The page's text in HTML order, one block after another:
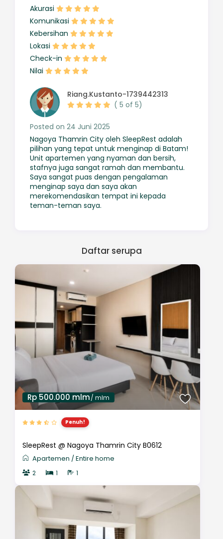
Akurasi
Komunikasi
Kebersihan
Lokasi
Check-in
Nilai
Riang.Kustanto-1739442313
Posted on 24 Juni 2025
( 5 of 5)
Nagoya Thamrin City oleh SleepRest adalah
pilihan yang tepat untuk menginap di Batam!
Unit apartemen yang nyaman dan bersih,
stafnya juga sangat ramah dan membantu.
Saya sangat puas dengan pengalaman
menginap saya dan saya akan
merekomendasikan tempat ini kepada
teman-teman saya.
Daftar serupa
Rp 500.000 mlm/ mlm
Penuh!
SleepRest @ Nagoya Thamrin City B0612
Apartemen /Entire home
2 1 1